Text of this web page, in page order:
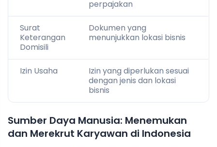
perpajakan
Surat
Keterangan
Domisili
Dokumen yang
menunjukkan lokasi bisnis
Izin Usaha
Izin yang diperlukan sesuai
dengan jenis dan lokasi
bisnis
Sumber Daya Manusia: Menemukan
dan Merekrut Karyawan di Indonesia